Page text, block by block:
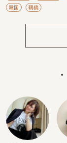
韓国
鶴橋